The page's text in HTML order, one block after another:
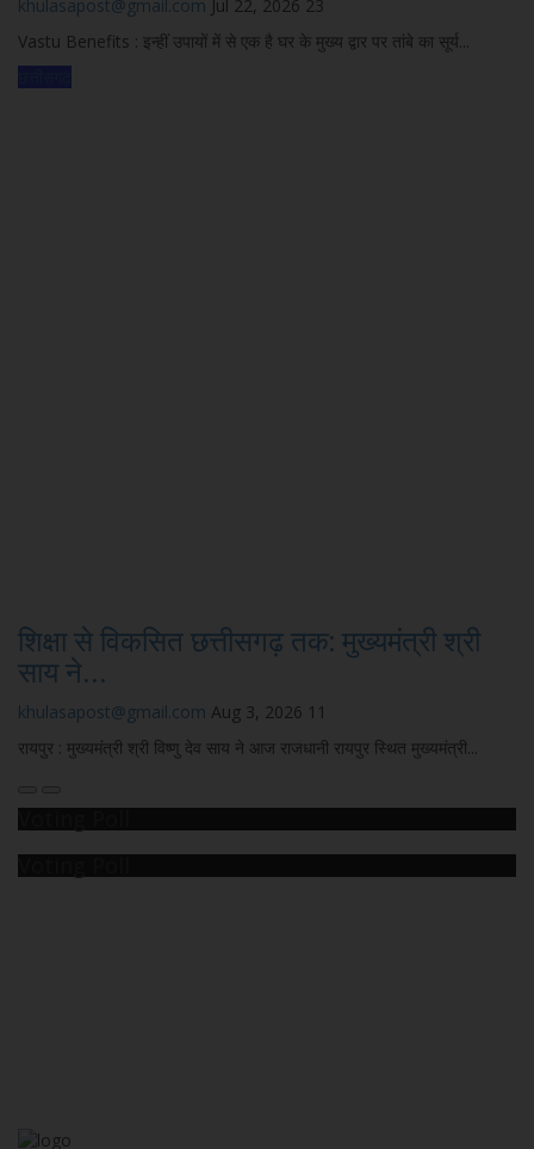
khulasapost@gmail.com Jul 22, 2026 23
Vastu Benefits : इन्हीं उपायों में से एक है घर के मुख्य द्वार पर तांबे का सूर्य...
शिक्षा से विकसित छत्तीसगढ़ तक: मुख्यमंत्री श्री
साय ने...
khulasapost@gmail.com Aug 3, 2026 11
रायपुर : मुख्यमंत्री श्री विष्णु देव साय ने आज राजधानी रायपुर स्थित मुख्यमंत्री...